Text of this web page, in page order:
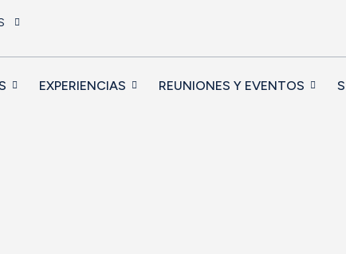
EXPERIENCIAS REUNIONES Y EVENTOS